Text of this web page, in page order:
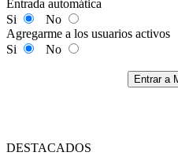
Entrada automática
Si
No
Agregarme a los usuarios activos
Si
No
Entrar a
DESTACADOS